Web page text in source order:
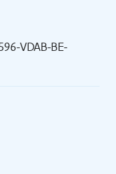
VDAB-BE-